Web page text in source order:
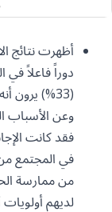
أظهرت نتائج
(33%) يرون
وعن الأسباب
فقد كانت
لديهم